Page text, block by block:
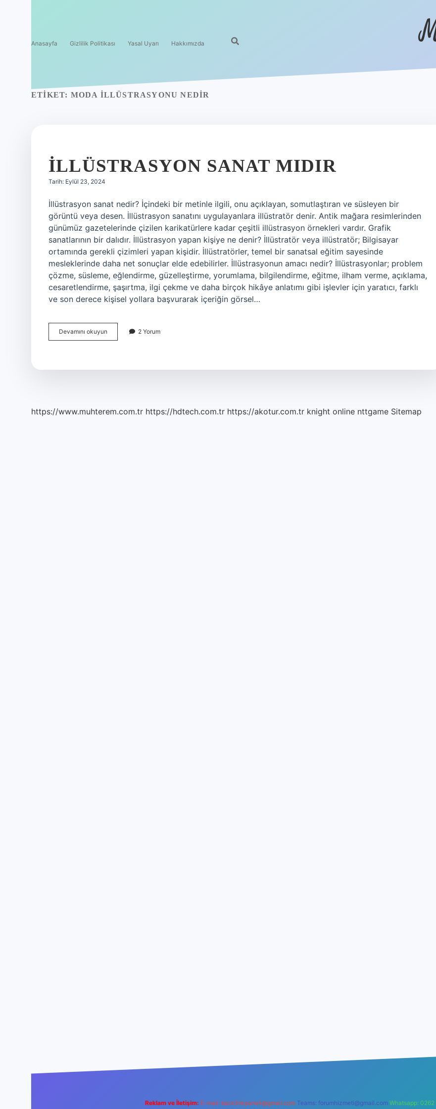
Anasayfa Gizlilik Politikası Yasal Uyarı Hakkımızda
ETIKET: MODA ILLÜSTRASYONU NEDIR
İLLÜSTRASYON SANAT MIDIR
Tarih: Eylül 23, 2024
İllüstrasyon sanat nedir? İçindeki bir metinle ilgili, onu açıklayan, somutlaştıran ve süsleyen bir
görüntü veya desen. İllüstrasyon sanatını uygulayanlara illüstratör denir. Antik mağara resimlerinden
günümüz gazetelerinde çizilen karikatürlere kadar çeşitli illüstrasyon örnekleri vardır. Grafik
sanatlarının bir dalıdır. İllüstrasyon yapan kişiye ne denir? İllüstratör veya illüstratör; Bilgisayar
ortamında gerekli çizimleri yapan kişidir. İllüstratörler, temel bir sanatsal eğitim sayesinde
mesleklerinde daha net sonuçlar elde edebilirler. İllüstrasyonun amacı nedir? İllüstrasyonlar; problem
çözme, süsleme, eğlendirme, güzelleştirme, yorumlama, bilgilendirme, eğitme, ilham verme, açıklama,
cesaretlendirme, şaşırtma, ilgi çekme ve daha birçok hikâye anlatımı gibi işlevler için yaratıcı, farklı
ve son derece kişisel yollara başvurarak içeriğin görsel…
Devamını okuyun İLlüstrasyon
Sanat
2 Yorum
https://www.muhterem.com.tr https://hdtech.com.tr https://akotur.com.tr knight online nttgame Sitemap
Reklam ve İletişim: E-mail: backlinkpaneli@gmail.com Teams: forumhizmeti@gmail.com Whatsapp: